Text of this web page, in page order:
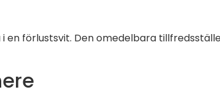
förlustsvit. Den omedelbara